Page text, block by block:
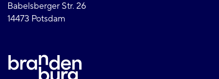
Babelsberger Str. 26
14473 Potsdam